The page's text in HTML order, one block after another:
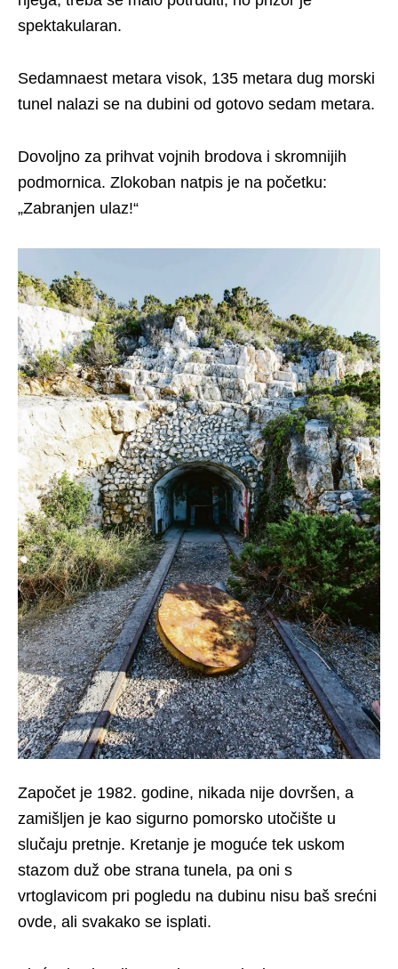
spektakularan.
Sedamnaest metara visok, 135 metara dug morski
tunel nalazi se na dubini od gotovo sedam metara.
Dovoljno za prihvat vojnih brodova i skromnijih
podmornica. Zlokoban natpis je na početku:
„Zabranjen ulaz!“
Započet je 1982. godine, nikada nije dovršen, a
zamišljen je kao sigurno pomorsko utočište u
slučaju pretnje. Kretanje je moguće tek uskom
stazom duž obe strana tunela, pa oni s
vrtoglavicom pri pogledu na dubinu nisu baš srećni
ovde, ali svakako se isplati.